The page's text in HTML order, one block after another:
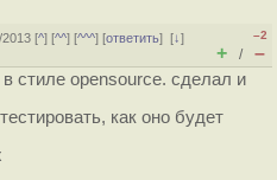
[^] [^^] [^^^] [ответить][↓]
–2
+ / –
стиле opensource. сделал и
как оно будет